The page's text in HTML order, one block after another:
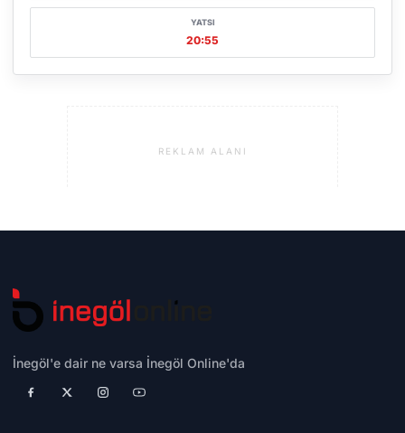
YATSI
20:55
REKLAM ALANI
İnegöl'e dair ne varsa İnegöl Online'da